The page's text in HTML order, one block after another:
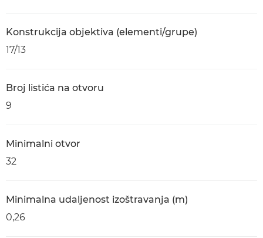
Konstrukcija objektiva (elementi/grupe)
17/13
Broj listića na otvoru
9
Minimalni otvor
32
Minimalna udaljenost izoštravanja (m)
0,26